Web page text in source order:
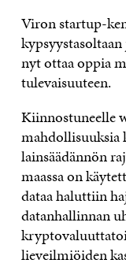
Viron startup-
nyt ottaa oppia
tulevaisuuteen.
Kiinnostuneelle
mahdollisuuksia
lainsäädännön
maassa on
dataa haluttiin
datanhallinnan
lieveilmiöiden